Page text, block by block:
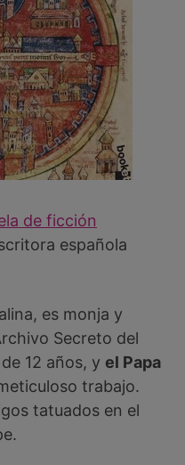
de ficción
española
es monja y
Secreto del
12 años, y el Papa
trabajo.
tatuados en el